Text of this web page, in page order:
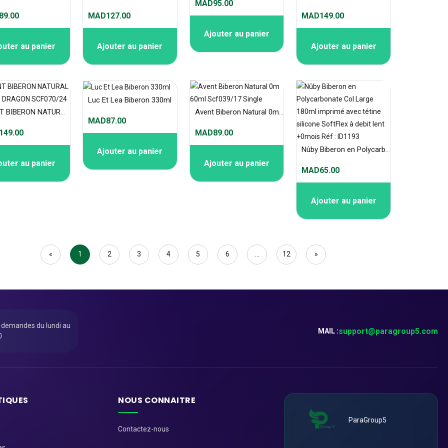
au panier
MAD127.00
Ajouter au panier
MAD95.00
Ajouter au panier
MAD149.00
Ajouter au panier
AVENT BIBERON NATURAL 2.0 9OZ DRAGON SCF070/24
au panier
Luc Et Lea Biberon 330ml
MAD87.00
Ajouter au panier
Avent Biberon Natural 0m 60ml Scf039/17 Single
MAD89.00
Ajouter au panier
Nûby Biberon en Polycarbonate Col Large 180ml imprimé avec tétine silicone SoftFlex à debit lent +0mois Réf : ID1193
MAD65.00
Ajouter au panier
« 1 2 3 4 5 6 12 »
du lundi au
MAIL :support@paragroup5.com
NOUS CONNAITRE
Contactez-nous
ParaGroup5